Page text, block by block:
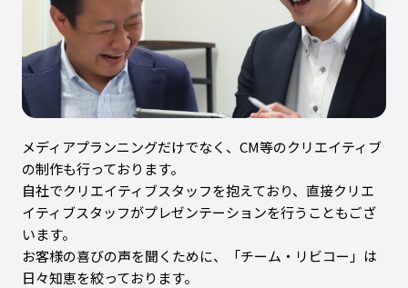
メディアプランニングだけでなく、CM等のクリエイティブ
の制作も行っております。
自社でクリエイティブスタッフを抱えており、直接クリエ
イティブスタッフがプレゼンテーションを行うこともござ
います。
お客様の喜びの声を聞くために、「チーム・リビコー」は
日々知恵を絞っております。